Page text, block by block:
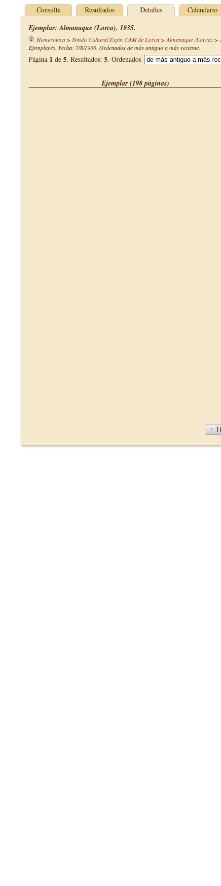
Consulta Resultados Detalles Calendario
Ejemplar: Almanaque (Lorca). 1935.
Hemeroteca> Fondo Cultural Espín CAM de Lorca> Almanaque (Lorca)>
Ejemplares. Fecha: 7/8/1935. Ordenados de más antiguo a más reciente.
Página 1 de 5. Resultados: 5. Ordenados
Ejemplar (198 páginas)